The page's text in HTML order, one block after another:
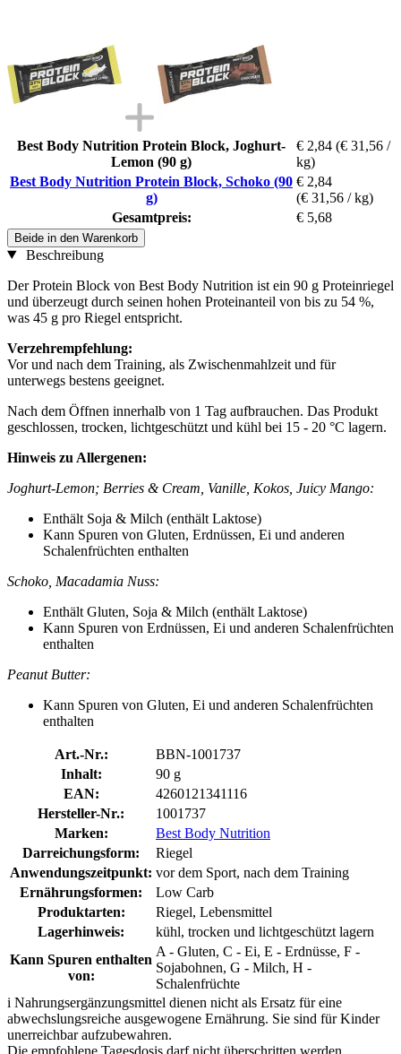
Best Body Nutrition Protein Block, Joghurt-
Lemon (90 g)
€ 2,84 (€ 31,56 /
kg)
Best Body Nutrition Protein Block, Schoko (90
g)
€ 2,84
(€ 31,56 / kg)
Gesamtpreis:
€ 5,68
Beide in den Warenkorb
Beschreibung
Der Protein Block von Best Body Nutrition ist ein 90 g Proteinriegel
und überzeugt durch seinen hohen Proteinanteil von bis zu 54 %,
was 45 g pro Riegel entspricht.
Verzehrempfehlung:
Vor und nach dem Training, als Zwischenmahlzeit und für
unterwegs bestens geeignet.
Nach dem Öffnen innerhalb von 1 Tag aufbrauchen. Das Produkt
geschlossen, trocken, lichtgeschützt und kühl bei 15 - 20 °C lagern.
Hinweis zu Allergenen:
Joghurt-Lemon; Berries & Cream, Vanille, Kokos, Juicy Mango:
Enthält Soja & Milch (enthält Laktose)
Kann Spuren von Gluten, Erdnüssen, Ei und anderen
Schalenfrüchten enthalten
Schoko, Macadamia Nuss:
Enthält Gluten, Soja & Milch (enthält Laktose)
Kann Spuren von Erdnüssen, Ei und anderen Schalenfrüchten
enthalten
Peanut Butter:
Kann Spuren von Gluten, Ei und anderen Schalenfrüchten
enthalten
Art.-Nr.:
BBN-1001737
Inhalt:
90 g
EAN:
4260121341116
Hersteller-Nr.:
1001737
Marken:
Best Body Nutrition
Darreichungsform:
Riegel
Anwendungszeitpunkt: vor dem Sport, nach dem Training
Ernährungsformen:
Low Carb
Produktarten:
Riegel, Lebensmittel
Lagerhinweis:
kühl, trocken und lichtgeschützt lagern
Kann Spuren enthalten
von:
A - Gluten, C - Ei, E - Erdnüsse, F -
Sojabohnen, G - Milch, H -
Schalenfrüchte
i Nahrungsergänzungsmittel dienen nicht als Ersatz für eine
abwechslungsreiche ausgewogene Ernährung. Sie sind für Kinder
unerreichbar aufzubewahren.
Die empfohlene Tagesdosis darf nicht überschritten werden.